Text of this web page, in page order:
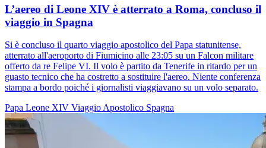
L’aereo di Leone XIV è atterrato a Roma, concluso il
viaggio in Spagna
Si è concluso il quarto viaggio apostolico del Papa statunitense,
atterrato all'aeroporto di Fiumicino alle 23:05 su un Falcon militare
offerto da re Felipe VI. Il volo è partito da Tenerife in ritardo per un
guasto tecnico che ha costretto a sostituire l'aereo. Niente conferenza
stampa a bordo poiché i giornalisti viaggiavano su un volo separato.
Papa Leone XIV Viaggio Apostolico Spagna